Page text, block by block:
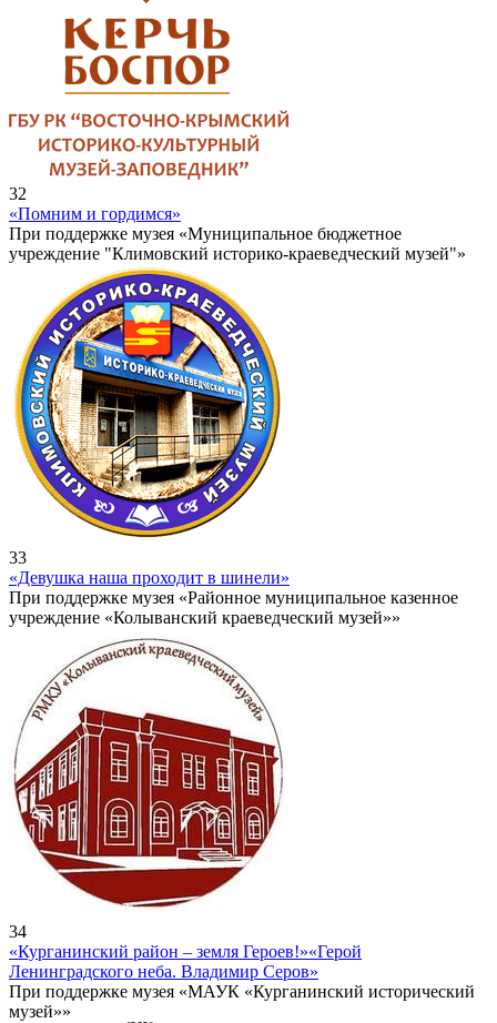
32
«Помним и гордимся»
При поддержке музея «Муниципальное бюджетное
учреждение "Климовский историко-краеведческий музей"»
33
«Девушка наша проходит в шинели»
При поддержке музея «Районное муниципальное казенное
учреждение «Колыванский краеведческий музей»»
34
«Курганинский район – земля Героев!»«Герой
Ленинградского неба. Владимир Серов»
При поддержке музея «МАУК «Курганинский исторический
музей»»